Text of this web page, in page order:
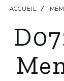
ACCUEIL